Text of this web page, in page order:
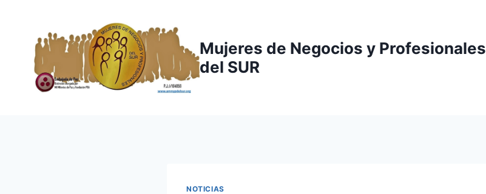
contenido
Mujeres de Negocios y Profesionales
del SUR
NOTICIAS